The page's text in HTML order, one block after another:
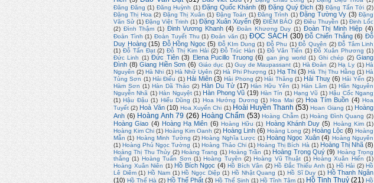
Đăng Đăng (1) Đăng Huỳnh (1) Đặng Quốc Khánh (8) Đặng Quý Địch (3) Đặng Tấn Tới (2)
Đặng Thị Hoa (2) Đặng Thị Xuân (1) Đặng Toán (1) Đăng Trình (1) Đặng Tường Vy (3) Đặng
Văn Sử (1) Đặng Việt Trinh (1) Đặng Xuân Xuyến (9) ĐIỂM BÁO (2) Điêu Thuyền (1) Đinh Lốc
(2) Đình Thậm (1) Đinh Vương Khanh (4) Đoàn Khương Duy (1) Đoàn Thị Minh Hiệp (4)
Đoàn Tình (1) Đoàn Tuyết Thu (1) Đoản văn (1) ĐỌC SÁCH (30) Đỗ Chiến Thắng (6) Đỗ
Duy Hoàng (15) Đỗ Hồng Ngọc (5) Đỗ KIm Dung (1) Đỗ Phu (1) Đỗ Quyên (2) Đỗ Tâm Linh
(1) Đỗ Tấn Đạt (2) Đỗ Thị Kim Hải (2) Đỗ Trúc Hàn (1) Đỗ Văn Tiến (1) Đỗ Xuân Phương (1)
Đức Linh (1) Đức Tiên (3) Elena Pucillo Truong (6) gan jing world (1) Ghi chép (2) Giang
Đình (8) Giang Hiền Sơn (6) Giáo dục (1) Guy de Maupassant (1) Hà Đoàn (2) Hạ Ly (1) Hà
Nguyên (2) Hà Nhi (1) Hà Nhữ Uyên (2) Hà Phi Phượng (1) Hạ Thi (3) Hà Thị Thu Hằng (1) Hà
Tùng Sơn (1) Hải Điểu (1) Hải Miên (3) Hải Phong (2) Hải Thăng (1) Hải Thuỵ (6) Hải Yến (2)
Hàm Sơn (1) Hàn Dã Thảo (2) Hàn Du Tử (17) Hàn Hữu Yên (1) Hàn Lâm (1) Hãn Nguyên
Nguyễn Nhã (1) Hàn Nguyệt (1) Hàn Phong Vũ (19) Hàn Tín (1) Hạng Vũ (1) Hậu Cốc Ngang
(1) Hậu Đậu (1) Hiếu Dũng (1) Hoa Hướng Dương (1) Hoa Mai (2) Hoa Tím Buồn (4) Hoa
Tuyết (2) Hoà Văn (10) Hoa Xuyến Chi (1) Hoài Huyền Thanh (53) Hoan Giang (1) Hoàng
Anh (6) Hoàng Anh 79 (26) Hoàng Chẩm (53) Hoàng Chẫm (1) Hoàng Đình Quang (2)
Hoàng Giao (4) Hoàng Hạ Miên (6) Hoàng Hữu (1) Hoàng Khánh Duy (5) Hoàng Kim (1)
Hoàng Kim Chi (1) Hoàng Kim Oanh (2) Hoàng Linh (6) Hoàng Long (2) Hoàng Lộc (8) Hoàng
Mẫn (1) Hoàng Minh Tường (2) Hoàng Nghĩa Lược (1) Hoàng Ngọc Xuân (4) Hoàng Nguyên
(1) Hoàng Phủ Ngọc Tường (1) Hoàng Thảo Chi (1) Hoàng Thị Bích Hà (1) Hoàng Thị Nhã (8)
Hoàng Thị Thu Thủy (2) Hoàng Trang (1) Hoàng Trần (1) Hoàng Trọng Quý (9) Hoàng Trọng
thắng (1) Hoàng Tuấn Sơn (1) Hoàng Tuyên (2) Hoàng Vũ Thuật (1) Hoàng Xuân Hiến (1)
Hoàng Xuân Niên (1) Hồ Bích Ngọc (4) Hồ Bích Vân (2) Hồ Đắc Thiếu Anh (1) Hồ Hải (2) Hồ
Lê Diêm (1) Hồ Nam (1) Hồ Ngọc Diệp (1) Hồ Nhật Quang (1) Hồ Sĩ Duy (1) Hồ Thanh Ngân
(10) Hồ Thế Hà (2) Hồ Thế Phất (3) Hồ Thế Sinh (1) Hồ Tĩnh Tâm (1) Hồ Tịnh Thuỷ (21) Hồ